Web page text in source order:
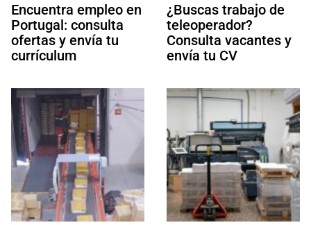
Encuentra empleo en
Portugal: consulta
ofertas y envía tu
currículum
¿Buscas trabajo de
teleoperador?
Consulta vacantes y
envía tu CV